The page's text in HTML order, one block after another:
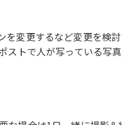
変更するなど変更を検討
トで人が写っている写